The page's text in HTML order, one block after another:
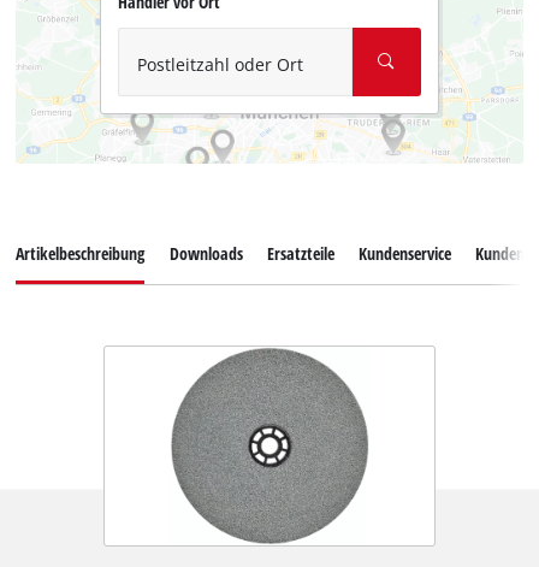
Postleitzahl oder Ort
Artikelbeschreibung Downloads Ersatzteile Kundenservice